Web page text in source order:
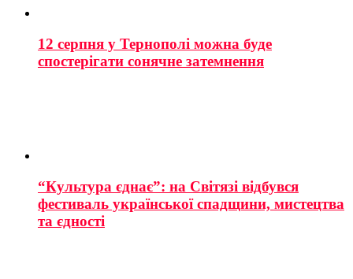
12 серпня у Тернополі можна буде
спостерігати сонячне затемнення
“Культура єднає”: на Світязі відбувся
фестиваль української спадщини, мистецтва
та єдності